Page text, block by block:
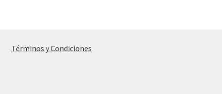
Términos y Condiciones